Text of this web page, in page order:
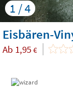
1 / 4
Eisbären-
Ab 1,95 €